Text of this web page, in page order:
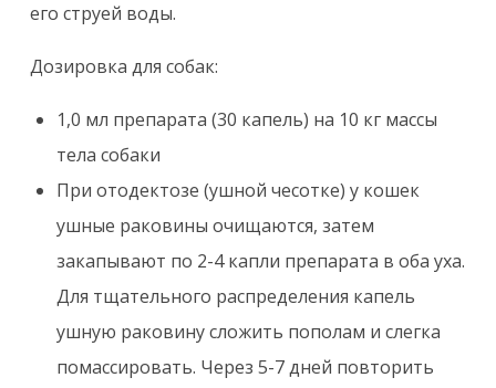
его струей воды.
Дозировка для собак:
1,0 мл препарата (30 капель) на 10 кг массы
тела собаки
При отодектозе (ушной чесотке) у кошек
ушные раковины очищаются, затем
закапывают по 2-4 капли препарата в оба уха.
Для тщательного распределения капель
ушную раковину сложить пополам и слегка
помассировать. Через 5-7 дней повторить